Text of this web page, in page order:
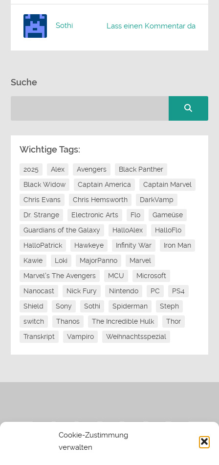
Cookie-Zustimmung
verwalten
Lass einen Kommentar da
Sothi
Suche
Wichtige Tags:
2025 Alex Avengers
Black Panther
Black Widow
Captain America
Captain Marvel
Chris Evans
Chris Hemsworth
DarkVamp
Dr. Strange
Electronic Arts Flo
Gameüse
Guardians of the Galaxy
HalloAlex
HalloFlo
HalloPatrick
Hawkeye Infinity War
Iron Man
Kawie
Loki MajorPanno
Marvel
Marvel's The Avengers
MCU
Microsoft
Nanocast
Nick Fury Nintendo PC
PS4
Shield
Sony Sothi Spiderman
Steph
switch
Thanos The Incredible Hulk
Thor
Transkript
Vampiro Weihnachtsspezial